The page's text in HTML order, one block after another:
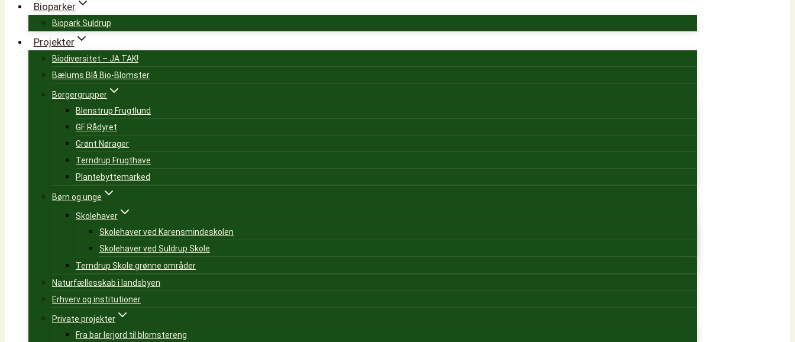
Bioparker
Biopark Suldrup
Projekter
Biodiversitet – JA TAK!
Bælums Blå Bio-Blomster
Borgergrupper
Blenstrup Frugtlund
GF Rådyret
Grønt Nørager
Terndrup Frugthave
Plantebyttemarked
Børn og unge
Skolehaver
Skolehaver ved Karensmindeskolen
Skolehaver ved Suldrup Skole
Terndrup Skole grønne områder
Naturfællesskab i landsbyen
Erhverv og institutioner
Private projekter
Fra bar lerjord til blomstereng